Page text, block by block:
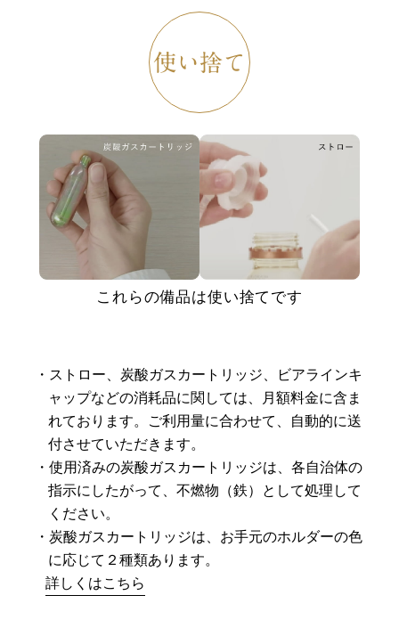
使い捨て
これらの備品は使い捨てです
ストロー、炭酸ガスカートリッジ、ビアラインキ
ャップなどの消耗品に関しては、月額料金に含ま
れております。ご利用量に合わせて、自動的に送
付させていただきます。
使用済みの炭酸ガスカートリッジは、各自治体の
指示にしたがって、不燃物（鉄）として処理して
ください。
炭酸ガスカートリッジは、お手元のホルダーの色
に応じて２種類あります。
詳しくはこちら